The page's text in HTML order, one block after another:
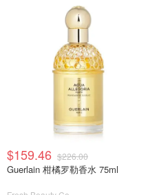
$159.46 $226.00
Guerlain 柑橘罗勒香水 75ml